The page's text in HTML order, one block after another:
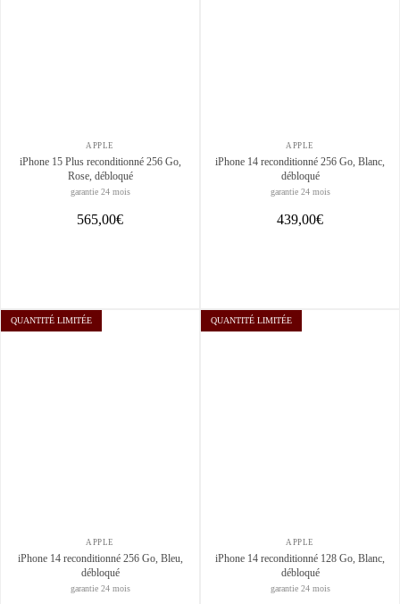
APPLE
iPhone 15 Plus reconditionné 256 Go,
Rose, débloqué
garantie 24 mois
565,00€
APPLE
iPhone 14 reconditionné 256 Go, Blanc,
débloqué
garantie 24 mois
439,00€
QUANTITÉ LIMITÉE
APPLE
iPhone 14 reconditionné 256 Go, Bleu,
débloqué
garantie 24 mois
QUANTITÉ LIMITÉE
APPLE
iPhone 14 reconditionné 128 Go, Blanc,
débloqué
garantie 24 mois